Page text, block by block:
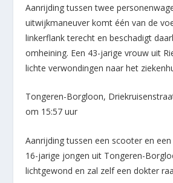
Aanrijding tussen twee
uitwijkmaneuver komt één van de
linkerflank terecht en beschadigt
omheining. Een 43-jarige vrouw uit
lichte verwondingen naar het
Tongeren-Borgloon,
om 15:57 uur
Aanrijding tussen een scooter en
16-jarige jongen uit Tongeren-
lichtgewond en zal zelf een dokter